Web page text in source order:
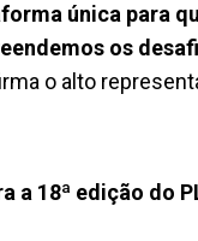
única para
os
o alto
a 18ª edição do